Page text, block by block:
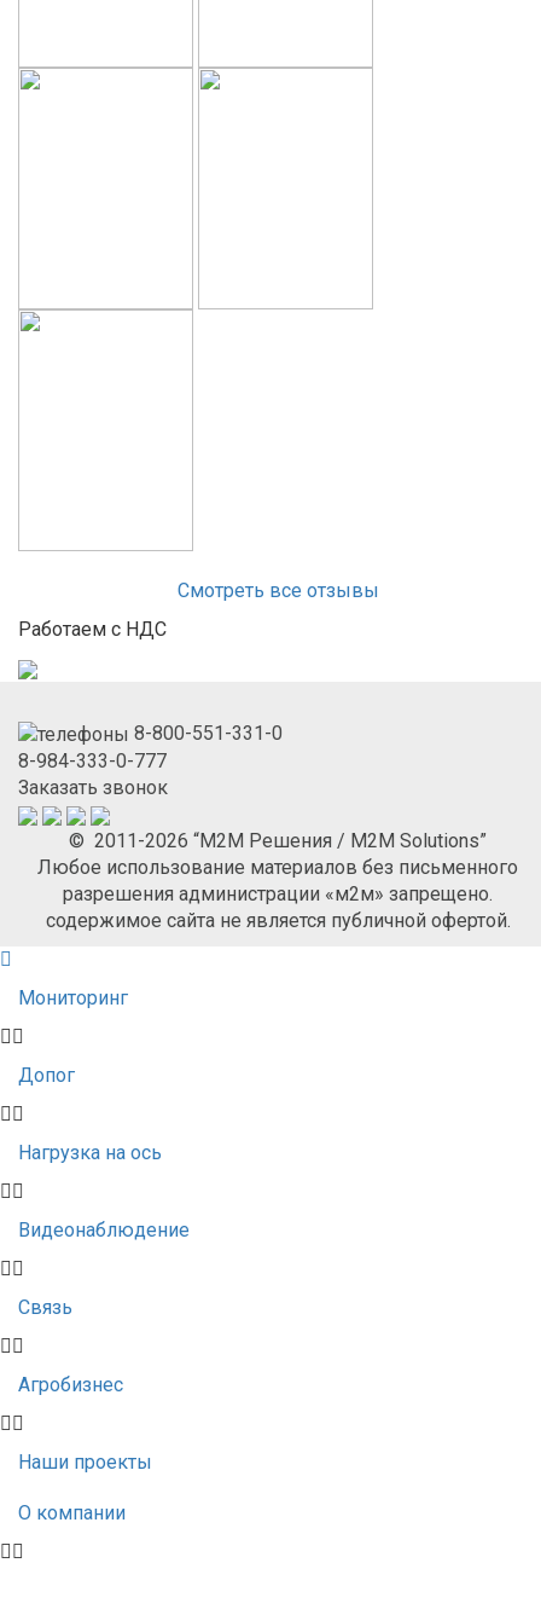
Смотреть все отзывы
Работаем с НДС
8-800-551-331-0
8-984-333-0-777
Заказать звонок
© 2011-2026 “М2М Решения / M2M Solutions”
Любое использование материалов без письменного
разрешения администрации «м2м» запрещено.
содержимое сайта не является публичной офертой.
Мониторинг
Допог
Нагрузка на ось
Видеонаблюдение
Связь
Агробизнес
Наши проекты
О компании